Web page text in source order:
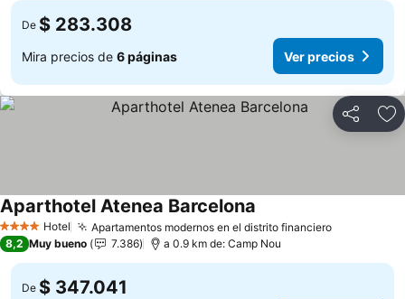
De $ 283.308
Mira precios de 6 páginas Ver precios
Compartir
4 EstrellasHotel Apartamentos modernos en el distrito financiero
Aparthotel Atenea Barcelona
8,2 Muy bueno 7.386 a 0.9 km de: Camp Nou
De $ 347.041